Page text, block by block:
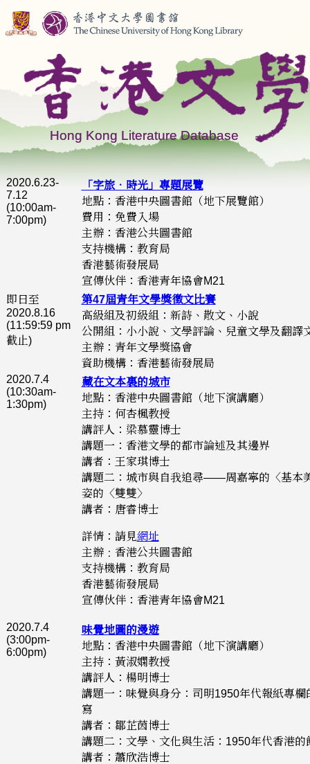
2020.6.23-
7.12
(10:00am-
7:00pm)
「字旅．時光」專題展覽
地點：香港中央圖書館（地下展覽館）
費用：免費入場
主辦：香港公共圖書館
支持機構：教育局
香港藝術發展局
宣傳伙伴：香港青年協會M21
即日至
2020.8.16
(11:59:59 pm
截止)
第47屆青年文學獎徵文比賽
高級組及初級組：新詩、散文、小說
公開組：小小說、文學評論、兒童文學及翻譯
主辦：青年文學獎協會
資助機構：香港藝術發展局
2020.7.4
(10:30am-
1:30pm)
藏在文本裏的城市
地點：香港中央圖書館（地下演講廳）
主持：何杏楓教授
講評人：梁慕靈博士
講題一：香港文學的都市論述及其邊界
講者：王家琪博士
講題二：城市與自我追尋——周嘉寧的〈基本
姿的〈雙雙〉
講者：唐睿博士
詳情：請見網址
主辦﹕香港公共圖書館
支持機構：教育局
香港藝術發展局
宣傳伙伴：香港青年協會M21
2020.7.4
(3:00pm-
6:00pm)
味覺地圖的漫遊
地點：香港中央圖書館（地下演講廳）
主持：黃淑嫻教授
講評人：楊明博士
講題一：味覺與身分：司明1950年代報紙專欄
寫
講者：鄒芷茵博士
講題二：文學、文化與生活：1950年代香港的
講者：蕭欣浩博士